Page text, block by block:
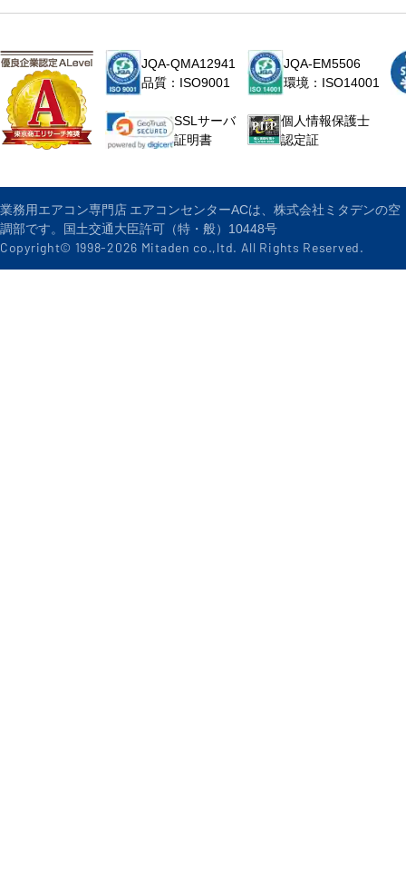
JQA-QMA12941
品質：ISO9001
JQA-EM5506
環境：ISO14001
SSLサーバ
証明書
個人情報保護士
認定証
業務用エアコン専門店 エアコンセンターACは、株式会社ミタデンの空
調部です。国土交通大臣許可（特・般）10448号
Copyright© 1998-2026 Mitaden co.,ltd. All Rights Reserved.